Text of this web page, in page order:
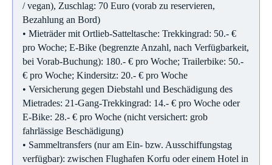
/ vegan), Zuschlag: 70 Euro (vorab zu reservieren,
Bezahlung an Bord)
• Mieträder mit Ortlieb-Satteltasche: Trekkingrad: 50.- €
pro Woche; E-Bike (begrenzte Anzahl, nach Verfügbarkeit,
bei Vorab-Buchung): 180.- € pro Woche; Trailerbike: 50.-
€ pro Woche; Kindersitz: 20.- € pro Woche
• Versicherung gegen Diebstahl und Beschädigung des
Mietrades: 21-Gang-Trekkingrad: 14.- € pro Woche oder
E-Bike: 28.- € pro Woche (nicht versichert: grob
fahrlässige Beschädigung)
• Sammeltransfers (nur am Ein- bzw. Ausschiffungstag
verfügbar): zwischen Flughafen Korfu oder einem Hotel in